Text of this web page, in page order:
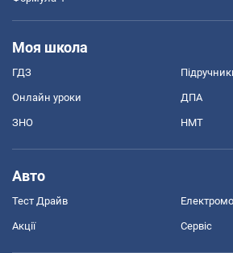
Моя школа
ГДЗ
Онлайн уроки ДПА
ЗНО НМТ
Авто
Тест Драйв
Акції Сервіс